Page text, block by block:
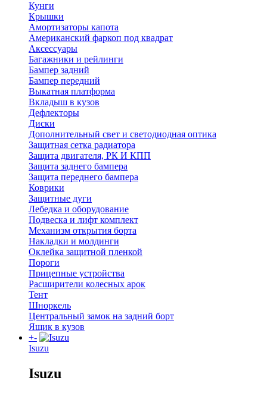
Кунги
Крышки
Амортизаторы капота
Американский фаркоп под квадрат
Аксессуары
Багажники и рейлинги
Бампер задний
Бампер передний
Выкатная платформа
Вкладыш в кузов
Дефлекторы
Диски
Дополнительный свет и светодиодная оптика
Защитная сетка радиатора
Защита двигателя, РК И КПП
Защита заднего бампера
Защита переднего бампера
Коврики
Защитные дуги
Лебедка и оборудование
Подвеска и лифт комплект
Механизм открытия борта
Накладки и молдинги
Оклейка защитной пленкой
Пороги
Прицепные устройства
Расширители колесных арок
Тент
Шноркель
Центральный замок на задний борт
Ящик в кузов
+-
Isuzu
Isuzu